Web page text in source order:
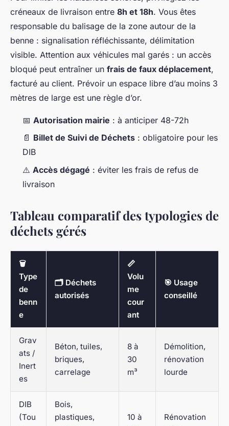
créneaux de livraison entre 8h et 18h. Vous êtes
responsable du balisage de la zone autour de la
benne : signalisation réfléchissante, délimitation
visible. Attention aux véhicules mal garés : un accès
bloqué peut entraîner un frais de faux déplacement,
facturé au client. Prévoir un espace libre d’au moins 3
mètres de large est une règle d’or.
📅 Autorisation mairie : à anticiper 48-72h
📄 Billet de Suivi de Déchets : obligatoire pour les
DIB
⚠️ Accès dégagé : éviter les frais de refus de
livraison
Tableau comparatif des typologies de
déchets gérés
🗑️
Type
de
benn
e
🗂️ Déchets
autorisés
📏
Volu
me
cour
ant
🎯 Usage
conseillé
Grav
ats /
Inert
es
Béton, tuiles,
briques,
carrelage
8 à
30
m³
Démolition,
rénovation
lourde
DIB
(Tou
Bois,
plastiques,
10 à
Rénovation